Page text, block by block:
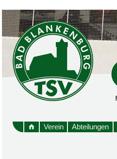
Verein Abteilungen